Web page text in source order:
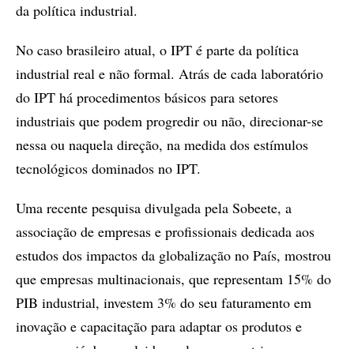
da política industrial.
No caso brasileiro atual, o IPT é parte da política
industrial real e não formal. Atrás de cada laboratório
do IPT há procedimentos básicos para setores
industriais que podem progredir ou não, direcionar-se
nessa ou naquela direção, na medida dos estímulos
tecnológicos dominados no IPT.
Uma recente pesquisa divulgada pela Sobeete, a
associação de empresas e profissionais dedicada aos
estudos dos impactos da globalização no País, mostrou
que empresas multinacionais, que representam 15% do
PIB industrial, investem 3% do seu faturamento em
inovação e capacitação para adaptar os produtos e